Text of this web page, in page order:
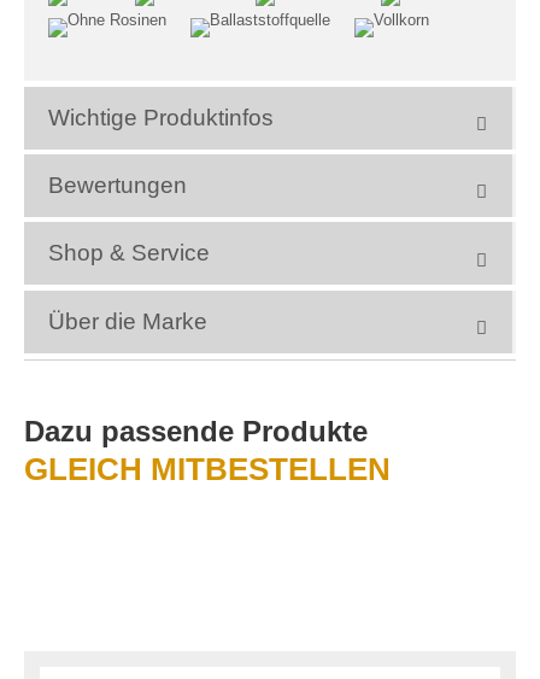
Wichtige Produktinfos
Bewertungen
Shop & Service
Über die Marke
Dazu passende Produkte
GLEICH MITBESTELLEN